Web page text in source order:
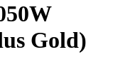
Gold)